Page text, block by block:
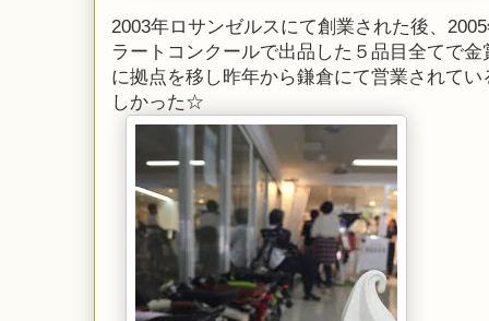
2003年ロサンゼルスにて創業された後、
ラートコンクールで出品した５品目全てで
に拠点を移し昨年から鎌倉にて営業されて
しかった☆